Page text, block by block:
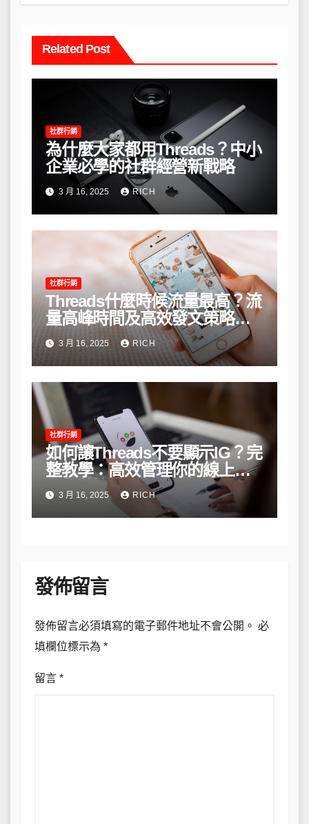
Related Post
社群行銷
為什麼大家都用Threads？中小
企業必學的社群經營新戰略
3 月 16, 2025 RICH
社群行銷
Threads什麼時候流量最高？流
量高峰時間及高效發文策略攻
略3 月 16, 2025 RICH
社群行銷
如何讓Threads不要顯示IG？完
整教學：高效管理你的線上隱
私與數據安全
3 月 16, 2025 RICH
發佈留言
發佈留言必須填寫的電子郵件地址不會公開。 必
填欄位標示為 *
留言 *